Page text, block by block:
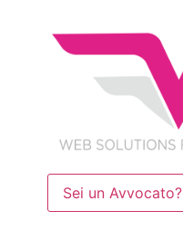
Sei un Avvocato?